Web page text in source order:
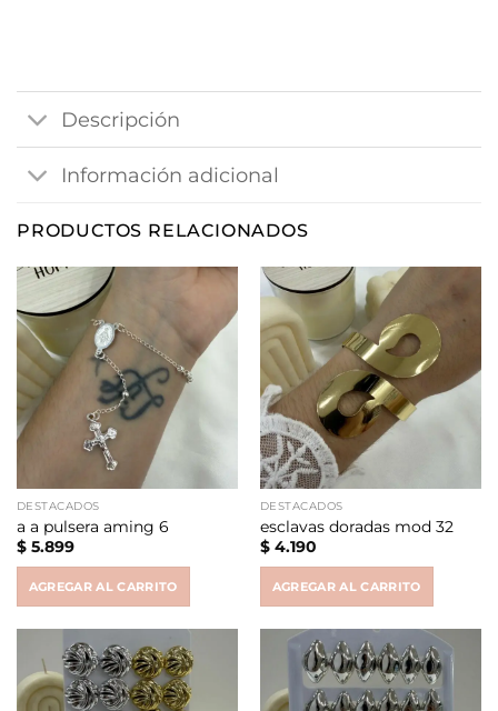
Descripción
Información adicional
PRODUCTOS RELACIONADOS
DESTACADOS
a a pulsera aming 6
$5.899
AGREGAR AL CARRITO
DESTACADOS
esclavas doradas mod 32
$4.190
AGREGAR AL CARRITO